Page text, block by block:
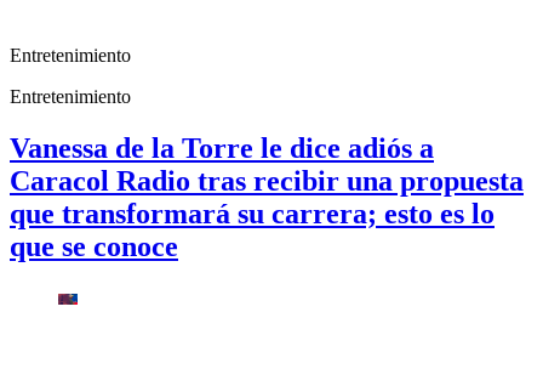
Entretenimiento
Entretenimiento
Vanessa de la Torre le dice adiós a
Caracol Radio tras recibir una propuesta
que transformará su carrera; esto es lo
que se conoce